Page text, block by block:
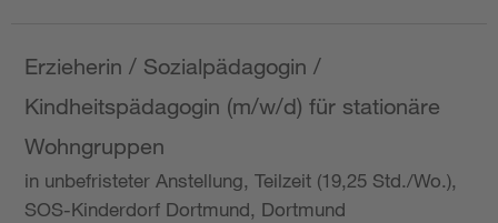
Erzieherin / Sozialpädagogin /
Kindheitspädagogin (m/w/d) für stationäre
Wohngruppen
in unbefristeter Anstellung, Teilzeit (19,25 Std./Wo.),
SOS-Kinderdorf Dortmund, Dortmund